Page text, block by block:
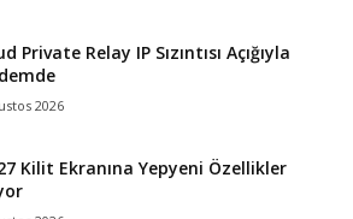
Private Relay IP Sızıntısı Açığıyla
2026
Kilit Ekranına Yepyeni Özellikler